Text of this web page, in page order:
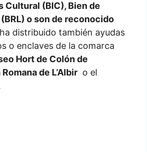
Cultural (BIC), Bien de
o son de reconocido
ha distribuido también ayudas
o enclaves de la comarca
Hort de Colón de
de L’Albir o el